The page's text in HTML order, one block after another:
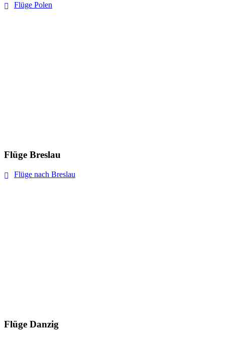
Flüge Polen
Flüge Breslau
Flüge nach Breslau
Flüge Danzig